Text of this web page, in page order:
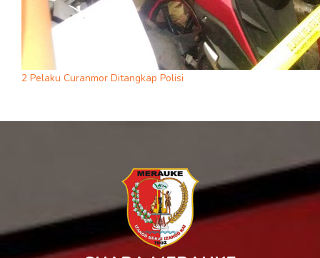
2 Pelaku Curanmor Ditangkap Polisi